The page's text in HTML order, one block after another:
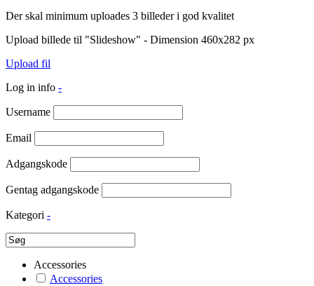
Der skal minimum uploades 3 billeder i god kvalitet
Upload billede til "Slideshow" - Dimension 460x282 px
Upload fil
Log in info -
Username
Email
Adgangskode
Gentag adgangskode
Kategori -
Accessories
Accessories